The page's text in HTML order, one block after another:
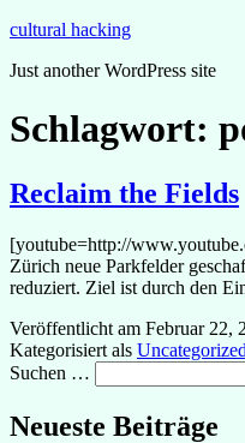
Zum
springen
cultural hacking
Just another WordPress site
Schlagwort:
Reclaim the Fields
[youtube=http://
Zürich neue Parkfelder
reduziert. Ziel ist durch den
Veröffentlicht am Februar 22,
Kategorisiert als Uncategorized
Suchen …
Neueste Beiträge